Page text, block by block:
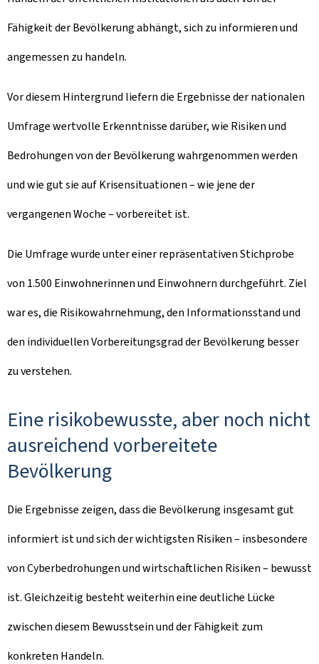
Fähigkeit der Bevölkerung abhängt, sich zu informieren und
angemessen zu handeln.
Vor diesem Hintergrund liefern die Ergebnisse der nationalen
Umfrage wertvolle Erkenntnisse darüber, wie Risiken und
Bedrohungen von der Bevölkerung wahrgenommen werden
und wie gut sie auf Krisensituationen – wie jene der
vergangenen Woche – vorbereitet ist.
Die Umfrage wurde unter einer repräsentativen Stichprobe
von 1.500 Einwohnerinnen und Einwohnern durchgeführt. Ziel
war es, die Risikowahrnehmung, den Informationsstand und
den individuellen Vorbereitungsgrad der Bevölkerung besser
zu verstehen.
Eine risikobewusste, aber noch nicht
ausreichend vorbereitete
Bevölkerung
Die Ergebnisse zeigen, dass die Bevölkerung insgesamt gut
informiert ist und sich der wichtigsten Risiken – insbesondere
von Cyberbedrohungen und wirtschaftlichen Risiken – bewusst
ist. Gleichzeitig besteht weiterhin eine deutliche Lücke
zwischen diesem Bewusstsein und der Fähigkeit zum
konkreten Handeln.